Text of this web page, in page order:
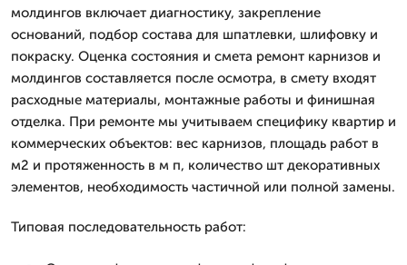
молдингов включает диагностику, закрепление
оснований, подбор состава для шпатлевки, шлифовку и
покраску. Оценка состояния и смета ремонт карнизов и
молдингов составляется после осмотра, в смету входят
расходные материалы, монтажные работы и финишная
отделка. При ремонте мы учитываем специфику квартир и
коммерческих объектов: вес карнизов, площадь работ в
м2 и протяженность в м п, количество шт декоративных
элементов, необходимость частичной или полной замены.
Типовая последовательность работ: